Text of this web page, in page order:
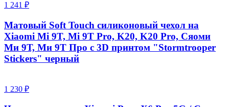
1 241 ₽
Матовый Soft Touch силиконовый чехол на
Xiaomi Mi 9T, Mi 9T Pro, K20, K20 Pro, Сяоми
Ми 9Т, Ми 9Т Про с 3D принтом "Stormtrooper
Stickers" черный
1 230 ₽